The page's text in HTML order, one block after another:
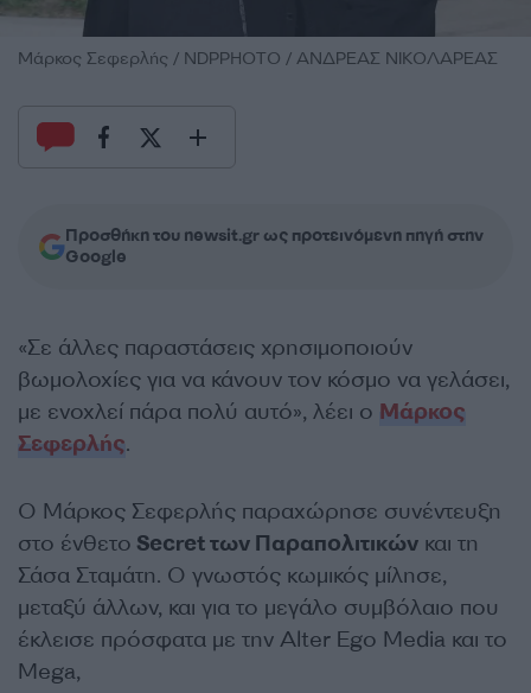
Μάρκος Σεφερλής / NDPPHOTO / ΑΝΔΡΕΑΣ ΝΙΚΟΛΑΡΕΑΣ
Προσθήκη του newsit.gr ως προτεινόμενη πηγή στην
Google
«Σε άλλες παραστάσεις χρησιμοποιούν
βωμολοχίες για να κάνουν τον κόσμο να γελάσει,
με ενοχλεί πάρα πολύ αυτό», λέει ο Μάρκος
Σεφερλής.
Ο Μάρκος Σεφερλής παραχώρησε συνέντευξη
στο ένθετο Secret των Παραπολιτικών και τη
Σάσα Σταμάτη. Ο γνωστός κωμικός μίλησε,
μεταξύ άλλων, και για το μεγάλο συμβόλαιο που
έκλεισε πρόσφατα με την Alter Ego Media και το
Mega,